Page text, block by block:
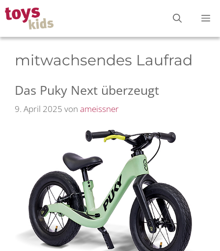
Zum
Inhalt
springen
mitwachsendes Laufrad
Das Puky Next überzeugt
9. April 2025 von ameissner